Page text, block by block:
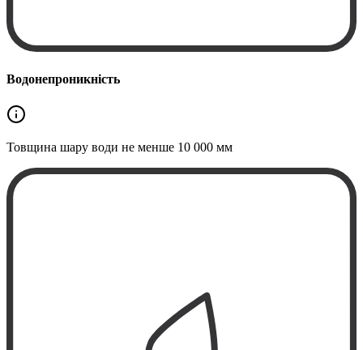
Водонепроникність
Товщина шару води не менше 10 000 мм